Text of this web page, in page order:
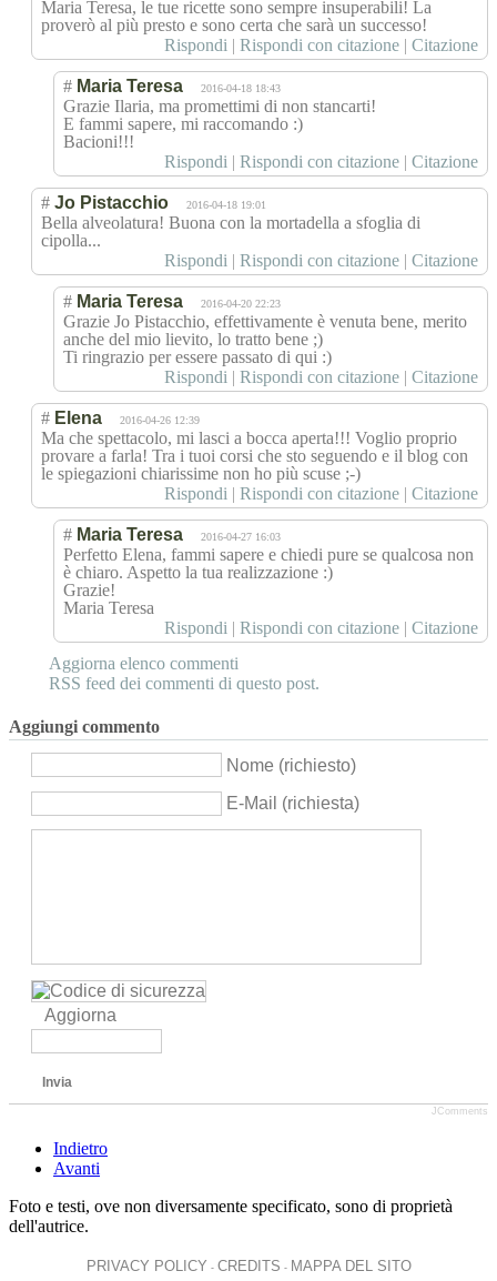
Maria Teresa, le tue ricette sono sempre insuperabili! La
proverò al più presto e sono certa che sarà un successo!
Rispondi | Rispondi con citazione | Citazione
# Maria Teresa 2016-04-18 18:43
Grazie Ilaria, ma promettimi di non stancarti!
E fammi sapere, mi raccomando :)
Bacioni!!!
Rispondi | Rispondi con citazione | Citazione
# Jo Pistacchio 2016-04-18 19:01
Bella alveolatura! Buona con la mortadella a sfoglia di
cipolla...
Rispondi | Rispondi con citazione | Citazione
# Maria Teresa 2016-04-20 22:23
Grazie Jo Pistacchio, effettivamente è venuta bene, merito
anche del mio lievito, lo tratto bene ;)
Ti ringrazio per essere passato di qui :)
Rispondi | Rispondi con citazione | Citazione
# Elena 2016-04-26 12:39
Ma che spettacolo, mi lasci a bocca aperta!!! Voglio proprio
provare a farla! Tra i tuoi corsi che sto seguendo e il blog con
le spiegazioni chiarissime non ho più scuse ;-)
Rispondi | Rispondi con citazione | Citazione
# Maria Teresa 2016-04-27 16:03
Perfetto Elena, fammi sapere e chiedi pure se qualcosa non
è chiaro. Aspetto la tua realizzazione :)
Grazie!
Maria Teresa
Rispondi | Rispondi con citazione | Citazione
Aggiorna elenco commenti
RSS feed dei commenti di questo post.
Aggiungi commento
Nome (richiesto)
E-Mail (richiesta)
Aggiorna
Invia
JComments
Indietro
Avanti
Foto e testi, ove non diversamente specificato, sono di proprietà
dell'autrice.
PRIVACY POLICY - CREDITS - MAPPA DEL SITO